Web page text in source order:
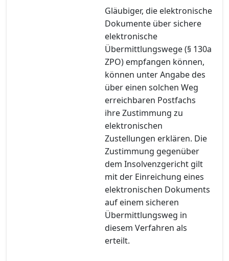
Gläubiger, die elektronische
Dokumente über sichere
elektronische
Übermittlungswege (§ 130a
ZPO) empfangen können,
können unter Angabe des
über einen solchen Weg
erreichbaren Postfachs
ihre Zustimmung zu
elektronischen
Zustellungen erklären. Die
Zustimmung gegenüber
dem Insolvenzgericht gilt
mit der Einreichung eines
elektronischen Dokuments
auf einem sicheren
Übermittlungsweg in
diesem Verfahren als
erteilt.